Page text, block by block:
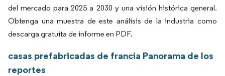
del mercado para 2025 a 2030 y una visión histórica general.
Obtenga una muestra de este análisis de la industria como
descarga gratuita de informe en PDF.
casas prefabricadas de francia Panorama de los
reportes